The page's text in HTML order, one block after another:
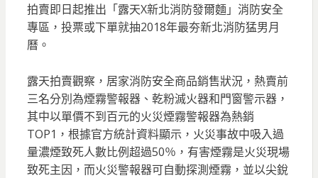
拍賣即日起推出「露天X新北消防發爾麵」消防安全
專區，投票或下單就抽2018年最夯新北消防猛男月
曆。
露天拍賣觀察，居家消防安全商品銷售狀況，熱賣前
三名分別為煙霧警報器、乾粉滅火器和門窗警示器，
其中以單價不到百元的火災煙霧警報器為熱銷
TOP1，根據官方統計資料顯示，火災事故中吸入過
量濃煙致死人數比例超過50％，有害煙霧是火災現場
致死主因，而火災警報器可自動探測煙霧，並以尖銳